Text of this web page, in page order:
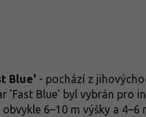
Blue' - pochází z
'Fast Blue' byl vybrán pro
6–10 m výšky a